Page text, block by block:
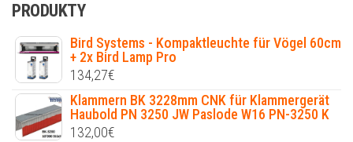
PRODUKTY
Bird Systems - Kompaktleuchte für Vögel 60cm
+ 2x Bird Lamp Pro
134,27€
Klammern BK 3228mm CNK für Klammergerät
Haubold PN 3250 JW Paslode W16 PN-3250 K
132,00€